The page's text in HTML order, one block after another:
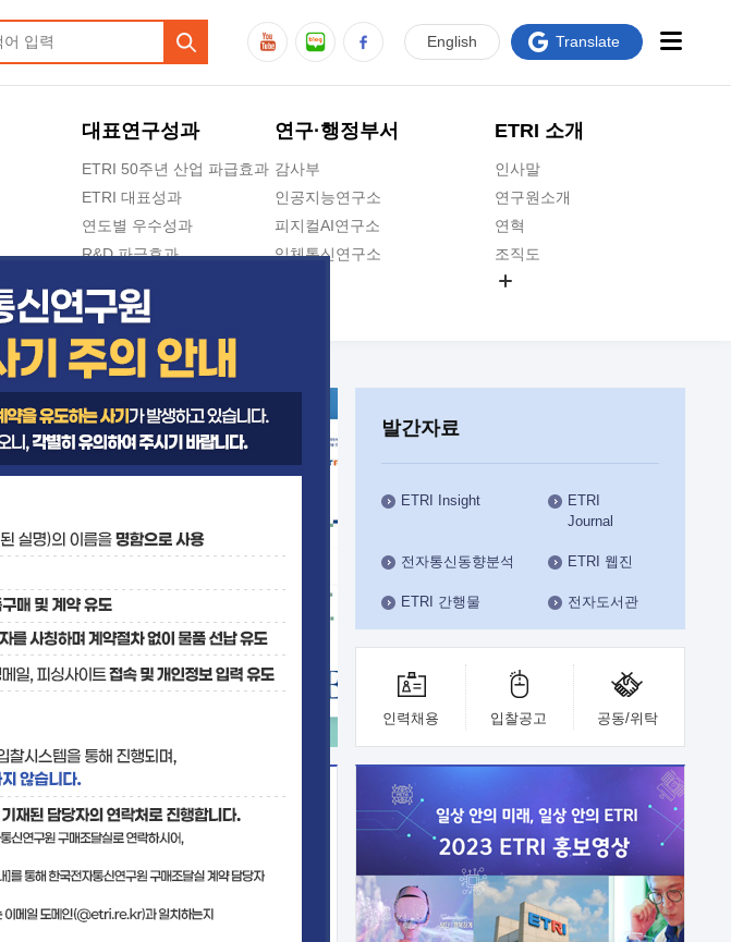
대표연구성과
ETRI 50주년 산업 파급효과
ETRI 대표성과
연도별 우수성과
R&D 파급효과
지식공유플랫폼
연구·행정부서
감사부
인공지능연구소
피지컬AI연구소
입체통신연구소
인공지능안전연구소
우주항공반도체전략연구단
대경권연구본부
호남권연구본부
기획본부
사업화본부
행정본부
대외협력부
ETRI 소개
인사말
연구원소개
연혁
조직도
ETRI CI
English Translate
발간자료
ETRI Insight
ETRI
Journal
전자통신동향분석 ETRI 웹진
ETRI 간행물 전자도서관
인력채용 입찰공고 공동/위탁
기술사업화플랫폼/기술이전
기술예고 중소기업 지원
보유특허 이전가능 기술